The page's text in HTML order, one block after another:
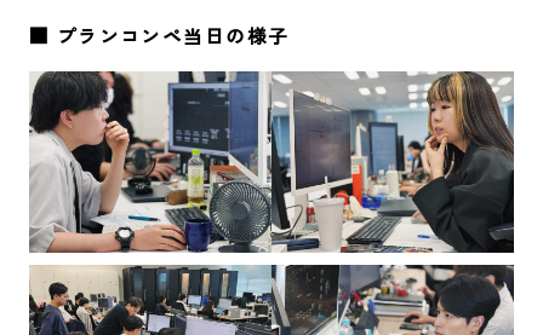
■ プランコンペ当日の様子